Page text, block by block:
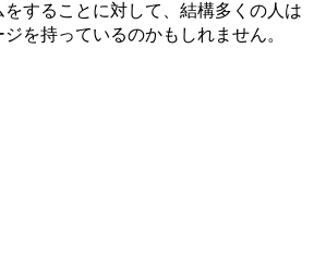
することに対して、結構多くの人は
を持っているのかもしれません。